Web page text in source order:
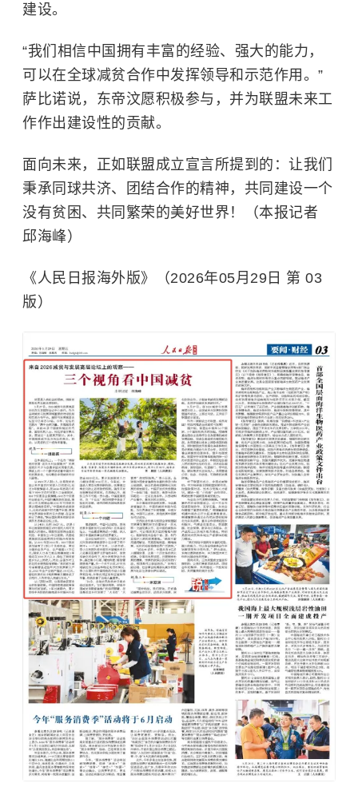
建设。
“我们相信中国拥有丰富的经验、强大的能力，
可以在全球减贫合作中发挥领导和示范作用。”
萨比诺说，东帝汶愿积极参与，并为联盟未来工
作作出建设性的贡献。
面向未来，正如联盟成立宣言所提到的：让我们
秉承同球共济、团结合作的精神，共同建设一个
没有贫困、共同繁荣的美好世界！（本报记者
邱海峰）
《人民日报海外版》（2026年05月29日 第 03
版）